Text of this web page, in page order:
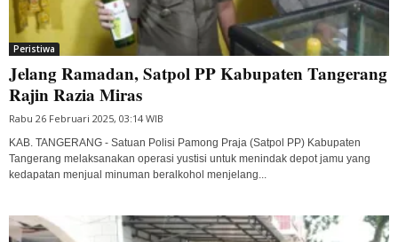
Peristiwa
Jelang Ramadan, Satpol PP Kabupaten Tangerang
Rajin Razia Miras
Rabu 26 Februari 2025, 03:14 WIB
KAB. TANGERANG - Satuan Polisi Pamong Praja (Satpol PP) Kabupaten
Tangerang melaksanakan operasi yustisi untuk menindak depot jamu yang
kedapatan menjual minuman beralkohol menjelang...